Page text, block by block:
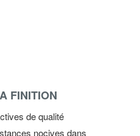
FINITION
de qualité
nocives dans